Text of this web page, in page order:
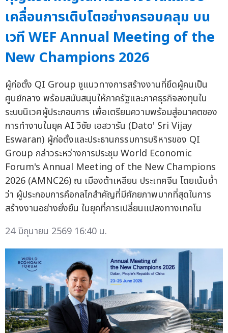
เคลื่อนการเติบโตอย่างครอบคลุม บน
เวที WEF Annual Meeting of the
New Champions 2026
ผู้ก่อตั้ง QI Group ชูแนวทางการสร้างงานที่ยึดผู้คนเป็น
ศูนย์กลาง พร้อมสนับสนุนให้ภาครัฐและภาคธุรกิจลงทุนใน
ระบบนิเวศผู้ประกอบการ เพื่อเตรียมความพร้อมสู่อนาคตของ
การทำงานในยุค AI วิชัย เอสวารัน (Dato' Sri Vijay
Eswaran) ผู้ก่อตั้งและประธานกรรมการบริหารของ QI
Group กล่าวระหว่างการประชุม World Economic
Forum's Annual Meeting of the New Champions
2026 (AMNC26) ณ เมืองต้าเหลียน ประเทศจีน โดยเน้นย้ำ
ว่า ผู้ประกอบการคือกลไกสำคัญที่มีศักยภาพมากที่สุดในการ
สร้างงานอย่างยั่งยืน ในยุคที่การเปลี่ยนแปลงทางเทคโน
24 มิถุนายน 2569 16:40 น.